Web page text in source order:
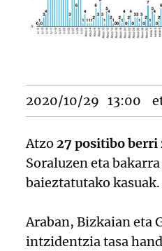
2020/10/29 13:00
Atzo 27 positibo berri
Soraluzen eta
baieztatutako
Araban, Bizkaian eta
intzidentzia tasa